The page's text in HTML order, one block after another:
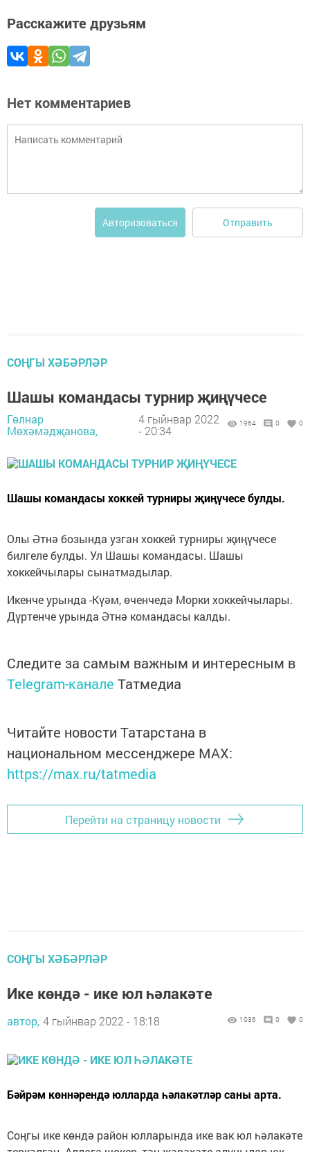
Расскажите друзьям
Нет комментариев
Авторизоваться Отправить
СОҢГЫ ХӘБӘРЛӘР
Шашы командасы турнир җиңүчесе
Гөлнар
Мөхәмәдҗанова,
4 гыйнвар 2022
- 20:34
1964 0 0
Шашы командасы хоккей турниры җиңүчесе булды.
Олы Әтнә бозында узган хоккей турниры җиңүчесе
билгеле булды. Ул Шашы командасы. Шашы
хоккейчылары сынатмадылар.
Икенче урында -Күәм, өченчедә Морки хоккейчылары.
Дүртенче урында Әтнә командасы калды.
Следите за самым важным и интересным в
Telegram-канале Татмедиа
Читайте новости Татарстана в
национальном мессенджере MАХ:
https://max.ru/tatmedia
Перейти на страницу новости
СОҢГЫ ХӘБӘРЛӘР
Ике көндә - ике юл һәлакәте
автор, 4 гыйнвар 2022 - 18:18 1036 0 0
Бәйрәм көннәрендә юлларда һәлакәтләр саны арта.
Соңгы ике көндә район юлларында ике вак юл һәлакәте